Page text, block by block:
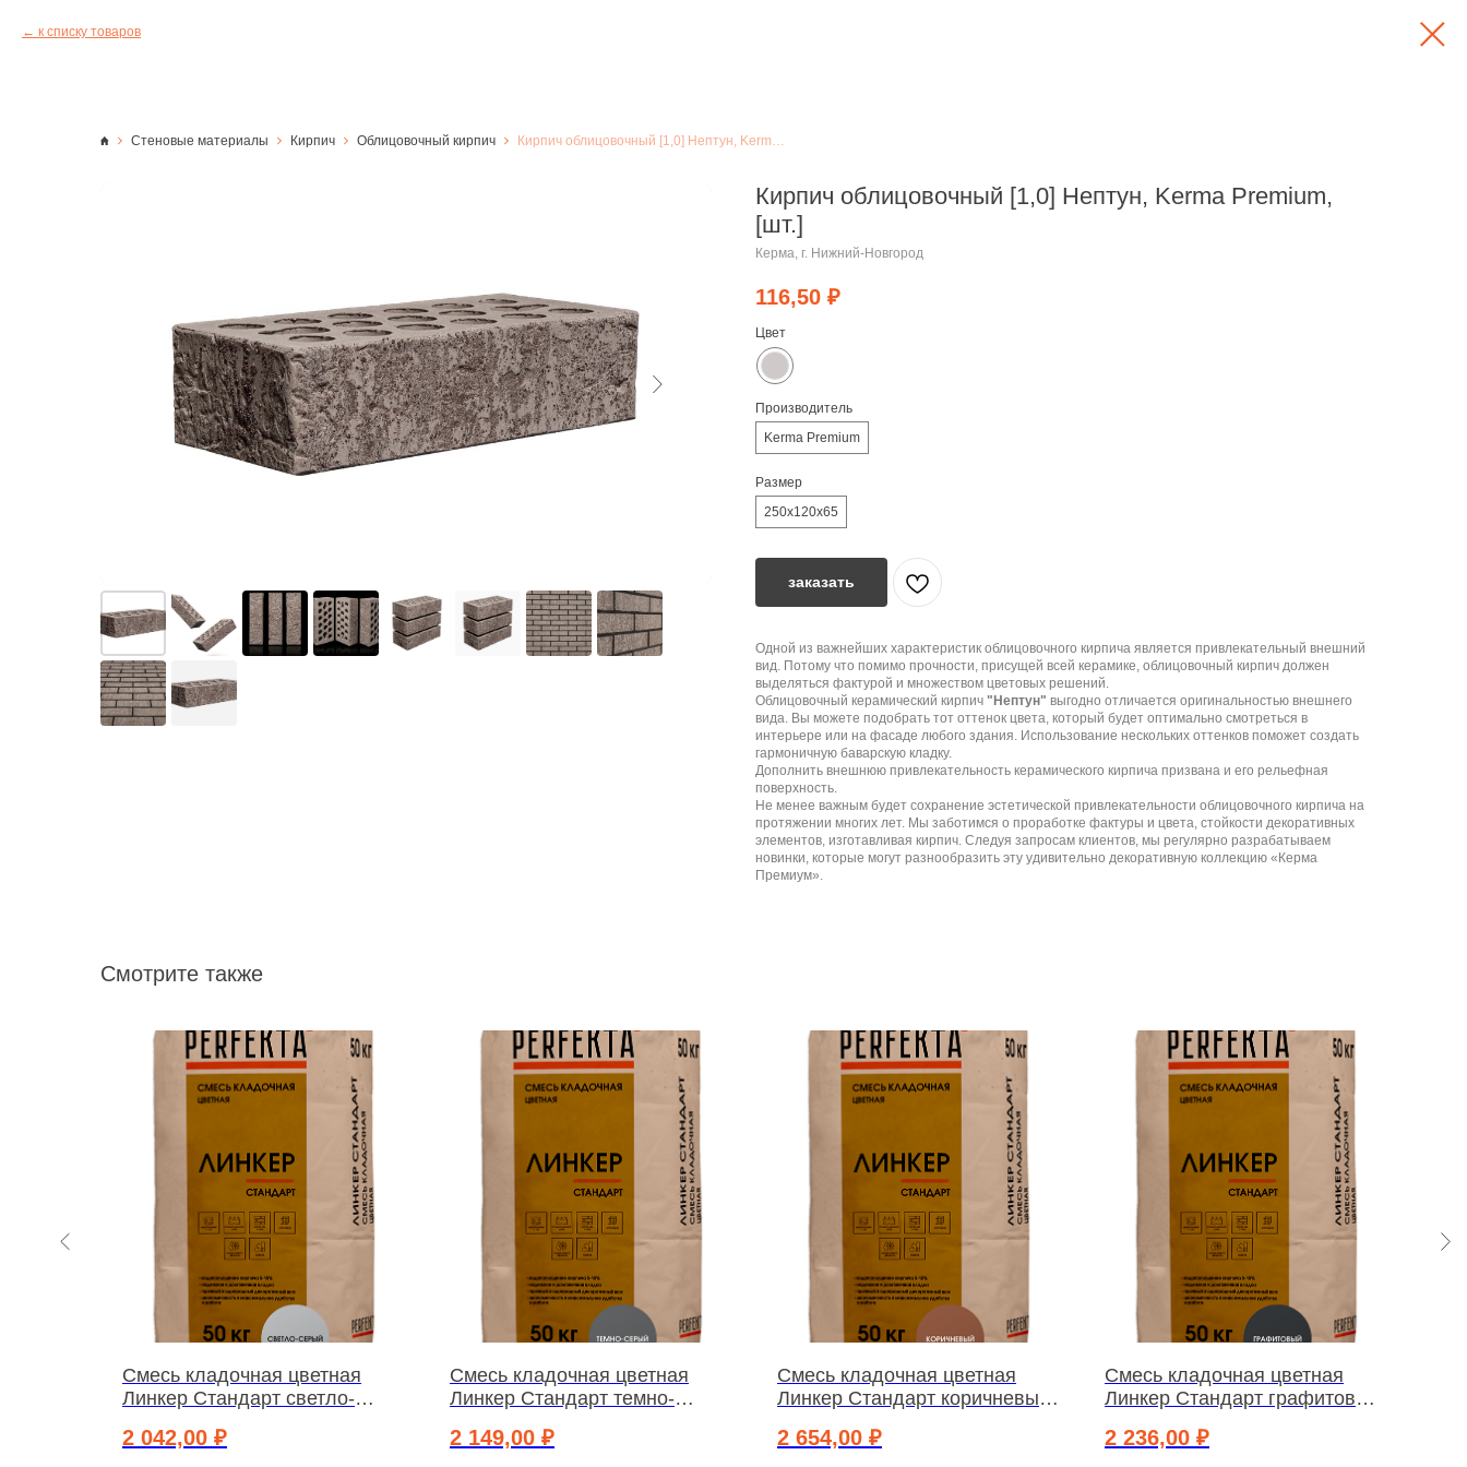
к списку товаров
Стеновые материалы Кирпич Облицовочный кирпич
Кирпич облицовочный [1,0] Нептун, Kerma Premium,
[шт.]
Керма, г. Нижний-Новгород
116,50 ₽
Цвет
Производитель
Kerma Premium
Размер
250х120х65
заказать
Одной из важнейших характеристик облицовочного кирпича является привлекательный внешний
вид. Потому что помимо прочности, присущей всей керамике, облицовочный кирпич должен
выделяться фактурой и множеством цветовых решений.
Облицовочный керамический кирпич "Нептун" выгодно отличается оригинальностью внешнего
вида. Вы можете подобрать тот оттенок цвета, который будет оптимально смотреться в
интерьере или на фасаде любого здания. Использование нескольких оттенков поможет создать
гармоничную баварскую кладку.
Дополнить внешнюю привлекательность керамического кирпича призвана и его рельефная
поверхность.
Не менее важным будет сохранение эстетической привлекательности облицовочного кирпича на
протяжении многих лет. Мы заботимся о проработке фактуры и цвета, стойкости декоративных
элементов, изготавливая кирпич. Следуя запросам клиентов, мы регулярно разрабатываем
новинки, которые могут разнообразить эту удивительно декоративную коллекцию «Керма
Премиум».
Смотрите также
Смесь кладочная цветная
Линкер Стандарт светло-
2 042,00 ₽
Смесь кладочная цветная
Линкер Стандарт темно-
2 149,00 ₽
Смесь кладочная цветная
Линкер Стандарт коричневый,
2 654,00 ₽
Смесь кладочная цветная
Линкер Стандарт графитовый,
2 236,00 ₽